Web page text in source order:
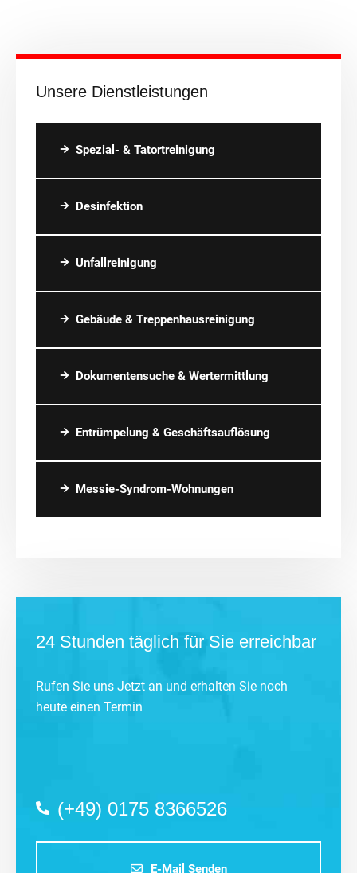
Unsere Dienstleistungen
Spezial- & Tatortreinigung
Desinfektion
Unfallreinigung
Gebäude & Treppenhausreinigung
Dokumentensuche & Wertermittlung
Entrümpelung & Geschäftsauflösung
Messie-Syndrom-Wohnungen
24 Stunden täglich für Sie erreichbar
Rufen Sie uns Jetzt an und erhalten Sie noch
heute einen Termin
(+49) 0175 8366526
E-Mail Senden